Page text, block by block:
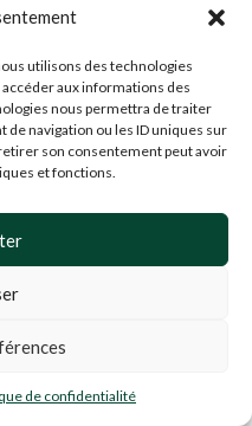
utilisons des technologies
aux informations des
nous permettra de traiter
navigation ou les ID uniques sur
son consentement peut avoir
et fonctions.
de confidentialité
éditeur indépendant,
francophones et
de professionnels de
entourage et au monde.